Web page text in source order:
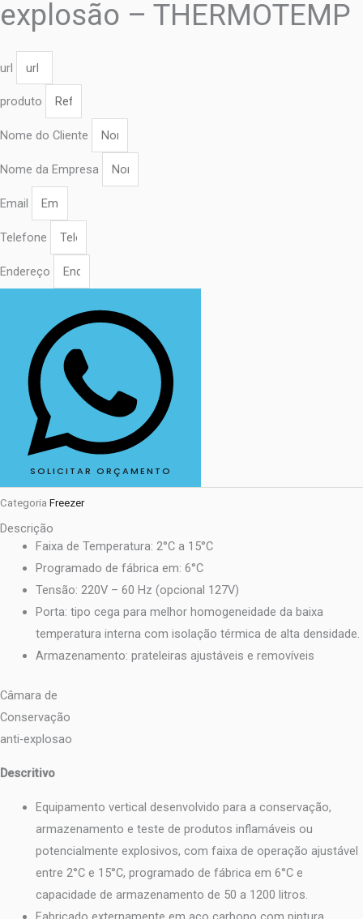
explosão – THERMOTEMP
url
produto
Nome do Cliente
Nome da Empresa
Email
Telefone
Endereço
SOLICITAR ORÇAMENTO
Categoria Freezer
Descrição
Faixa de Temperatura: 2°C a 15°C
Programado de fábrica em: 6°C
Tensão: 220V – 60 Hz (opcional 127V)
Porta: tipo cega para melhor homogeneidade da baixa
temperatura interna com isolação térmica de alta densidade.
Armazenamento: prateleiras ajustáveis e removíveis
Câmara de
Conservação
anti-explosao
Descritivo
Equipamento vertical desenvolvido para a conservação,
armazenamento e teste de produtos inflamáveis ou
potencialmente explosivos, com faixa de operação ajustável
entre 2°C e 15°C, programado de fábrica em 6°C e
capacidade de armazenamento de 50 a 1200 litros.